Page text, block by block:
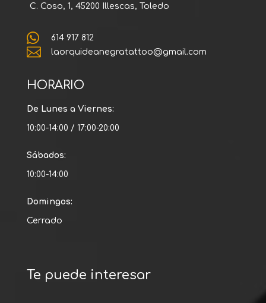
C. Coso, 1, 45200 Illescas, Toledo
 614 917 812
 laorquideanegratattoo@gmail.com
HORARIO
De Lunes a Viernes:
10:00-14:00 / 17:00-20:00
Sábados:
10:00-14:00
Domingos:
Cerrado
Te puede interesar